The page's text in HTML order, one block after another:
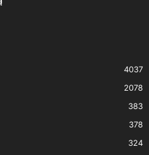
4037
2078
383
378
324